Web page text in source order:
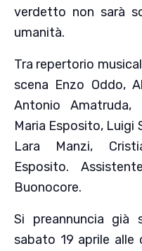
verdetto non sarà
umanità.
Tra repertorio
scena Enzo Oddo,
Antonio Amatruda,
Maria Esposito, Luigi
Lara Manzi,
Esposito.
Buonocore.
Si preannuncia
sabato 19 aprile alle